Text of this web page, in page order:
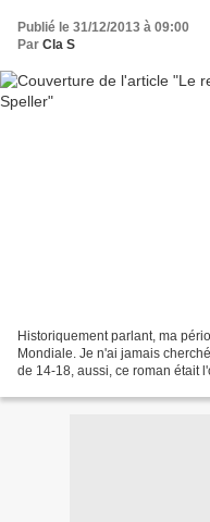
Publié le 31/12/2013 à 09:00
Par Cla S
Historiquement parlant, ma
Mondiale. Je n'ai jamais
de 14-18, aussi, ce roman était